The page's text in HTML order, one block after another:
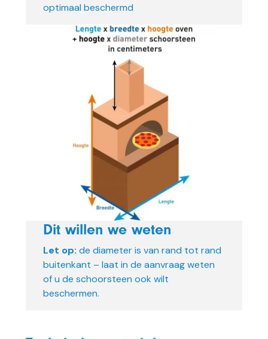
optimaal beschermd
Dit willen we weten
Let op: de diameter is van rand tot rand
buitenkant – laat in de aanvraag weten
of u de schoorsteen ook wilt
beschermen.